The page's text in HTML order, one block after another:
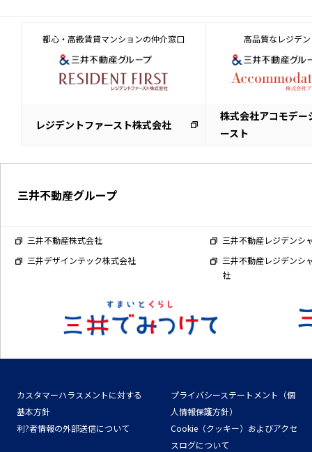
都心・高級賃貸マンションの仲介窓口
レジデントファースト株式会社
高品質なレジデ
株式会社アコモデー
ースト
三井不動産グループ
三井不動産株式会社
三井不動産レジデンシ
三井デザインテック株式会社
三井不動産レジデンシ
社
カスタマーハラスメントに対する
基本方針
プライバシーステートメント（個
人情報保護方針）
利?者情報の外部送信について
Cookie（クッキー）およびアクセ
スログについて